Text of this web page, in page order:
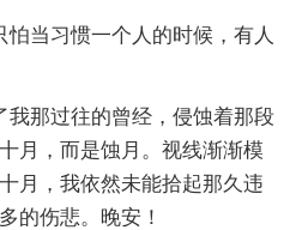
当习惯一个人的时候，有人
我那过往的曾经，侵蚀着那段
月，而是蚀月。视线渐渐模
月，我依然未能拾起那久违
的伤悲。晚安！